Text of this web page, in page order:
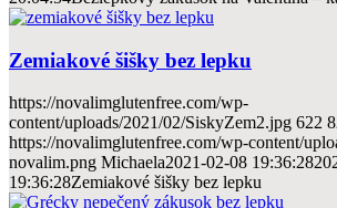
Zemiakové šišky bez lepku
https://novalimglutenfree.com/wp-
content/uploads/2021/02/SiskyZem2.jpg 622
https://novalimglutenfree.com/wp-content/
novalim.png Michaela2021-02-08 19:36:28
19:36:28Zemiakové šišky bez lepku